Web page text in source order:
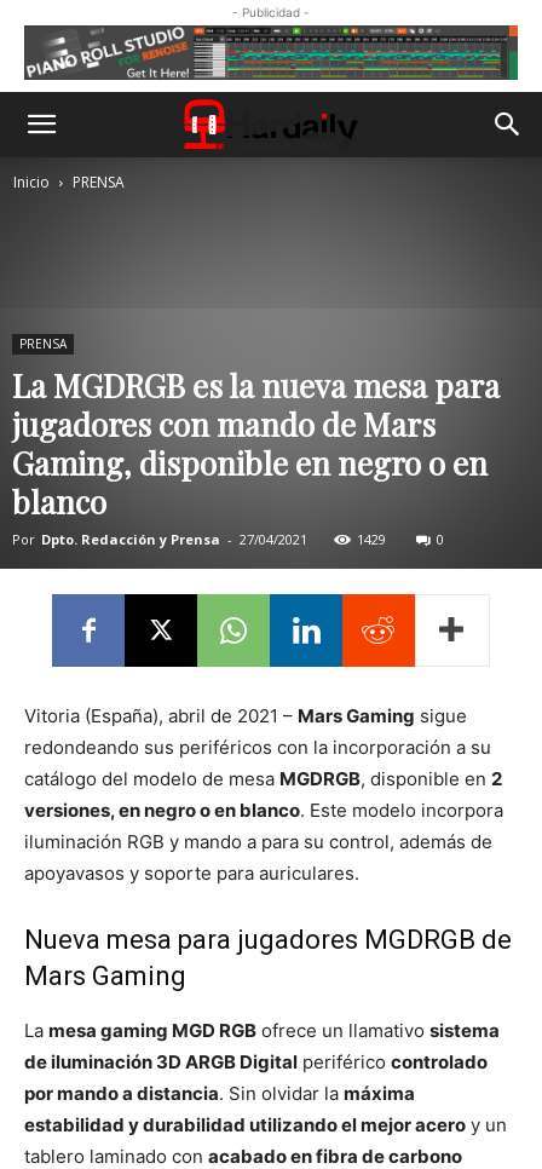
- Publicidad -
Inicio PRENSA
PRENSA
La MGDRGB es la nueva mesa para
jugadores con mando de Mars
Gaming, disponible en negro o en
blanco
Por Dpto. Redacción y Prensa - 27/04/2021 1429 0
Vitoria (España), abril de 2021 – Mars Gaming sigue
redondeando sus periféricos con la incorporación a su
catálogo del modelo de mesa MGDRGB, disponible en 2
versiones, en negro o en blanco. Este modelo incorpora
iluminación RGB y mando a para su control, además de
apoyavasos y soporte para auriculares.
Nueva mesa para jugadores MGDRGB de
Mars Gaming
La mesa gaming MGD RGB ofrece un llamativo sistema
de iluminación 3D ARGB Digital periférico controlado
por mando a distancia. Sin olvidar la máxima
estabilidad y durabilidad utilizando el mejor acero y un
tablero laminado con acabado en fibra de carbono